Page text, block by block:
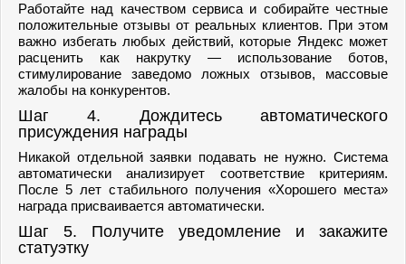
Работайте над качеством сервиса и собирайте честные
положительные отзывы от реальных клиентов. При этом
важно избегать любых действий, которые Яндекс может
расценить как накрутку — использование ботов,
стимулирование заведомо ложных отзывов, массовые
жалобы на конкурентов.
Шаг 4. Дождитесь автоматического
присуждения награды
Никакой отдельной заявки подавать не нужно. Система
автоматически анализирует соответствие критериям.
После 5 лет стабильного получения «Хорошего места»
награда присваивается автоматически.
Шаг 5. Получите уведомление и закажите
статуэтку